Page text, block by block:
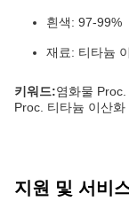
흰색: 97-99%
재료: 티타늄
키워드:염화물
Proc. 티타늄 이산화
지원 및 서비